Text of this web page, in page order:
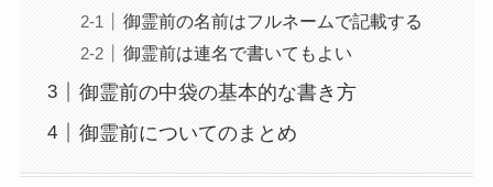
御霊前の名前はフルネームで記載する
御霊前は連名で書いてもよい
御霊前の中袋の基本的な書き方
御霊前についてのまとめ